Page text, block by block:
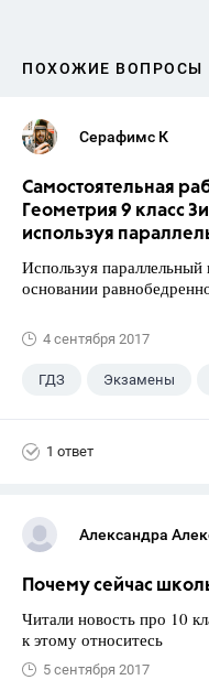
ПОХОЖИЕ ВОПРОСЫ
Серафимс К
Самостоятельная
Геометрия 9 класс
используя
Используя
основании
4 сентября 2017
ГДЗ Экзамены
1 ответ
Александра
Почему сейчас
Читали новость про 10
к этому относитесь
5 сентября 2017